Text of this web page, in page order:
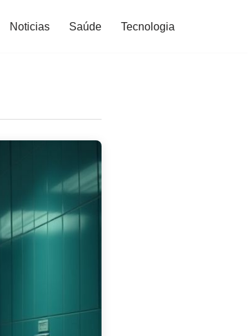
Noticias Saúde Tecnologia